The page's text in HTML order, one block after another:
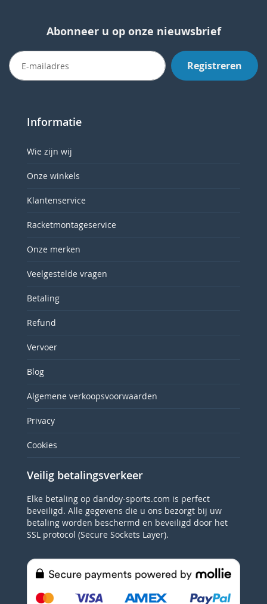
Abonneer u op onze nieuwsbrief
Registreren
Informatie
Wie zijn wij
Onze winkels
Klantenservice
Racketmontageservice
Onze merken
Veelgestelde vragen
Betaling
Refund
Vervoer
Blog
Algemene verkoopsvoorwaarden
Privacy
Cookies
Veilig betalingsverkeer
Elke betaling op dandoy-sports.com is perfect
beveiligd. Alle gegevens die u ons bezorgt bij uw
betaling worden beschermd en beveiligd door het
SSL protocol (Secure Sockets Layer).